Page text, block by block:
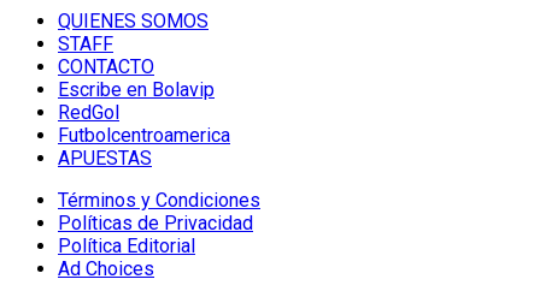
QUIENES SOMOS
STAFF
CONTACTO
Escribe en Bolavip
RedGol
Futbolcentroamerica
APUESTAS
Términos y Condiciones
Políticas de Privacidad
Política Editorial
Ad Choices